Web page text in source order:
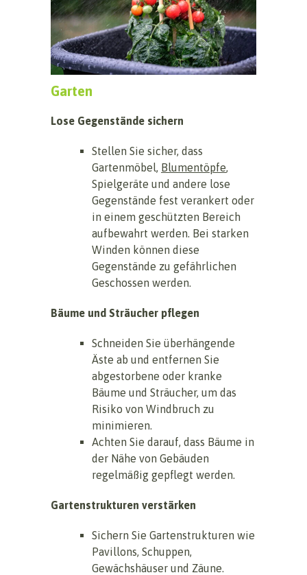
Garten
Lose Gegenstände sichern
Stellen Sie sicher, dass
Gartenmöbel, Blumentöpfe,
Spielgeräte und andere lose
Gegenstände fest verankert oder
in einem geschützten Bereich
aufbewahrt werden. Bei starken
Winden können diese
Gegenstände zu gefährlichen
Geschossen werden.
Bäume und Sträucher pflegen
Schneiden Sie überhängende
Äste ab und entfernen Sie
abgestorbene oder kranke
Bäume und Sträucher, um das
Risiko von Windbruch zu
minimieren.
Achten Sie darauf, dass Bäume in
der Nähe von Gebäuden
regelmäßig gepflegt werden.
Gartenstrukturen verstärken
Sichern Sie Gartenstrukturen wie
Pavillons, Schuppen,
Gewächshäuser und Zäune.